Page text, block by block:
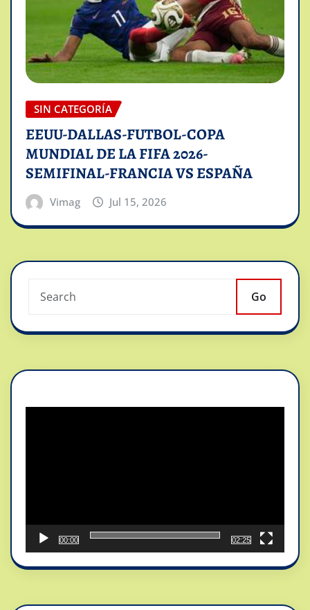
SIN CATEGORÍA
EEUU-DALLAS-FUTBOL-COPA
MUNDIAL DE LA FIFA 2026-
SEMIFINAL-FRANCIA VS ESPAÑA
Vimag Jul 15, 2026
Go
00:00 02:25